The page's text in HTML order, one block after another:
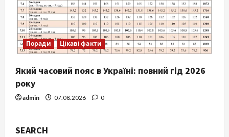
Поради Цікаві факти
Який часовий пояс в Україні: повний гід 2026
року
admin 07.08.2026 0
SEARCH